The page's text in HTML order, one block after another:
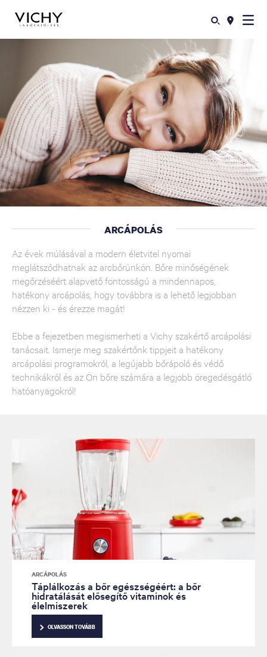
ARCÁPOLÁS
Az évek múlásával a modern életvitel nyomai
meglátszódhatnak az arcbőrünkön. Bőre minőségének
megőrzéséért alapvető fontosságú a mindennapos,
hatékony arcápolás, hogy továbbra is a lehető legjobban
nézzen ki - és érezze magát!
Ebbe a fejezetben megismerheti a Vichy szakértő arcápolási
tanácsait. Ismerje meg szakértőnk tippjeit a hatékony
arcápolási programokról, a legújabb bőrápoló és védő
technikákról és az Ön bőre számára a legjobb öregedésgátló
hatóanyagokról!
ARCÁPOLÁS
Táplálkozás a bőr egészségéért: a bőr
hidratálását elősegítő vitaminok és
élelmiszerek
OLVASSON TOVÁBB